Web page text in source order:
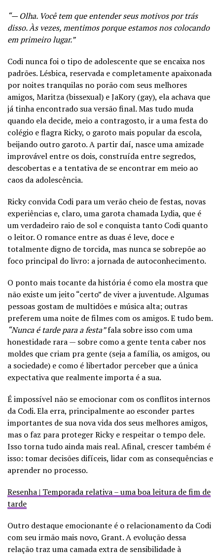
“— Olha. Você tem que entender seus motivos por trás
disso. Às vezes, mentimos porque estamos nos colocando
em primeiro lugar.”
Codi nunca foi o tipo de adolescente que se encaixa nos
padrões. Lésbica, reservada e completamente apaixonada
por noites tranquilas no porão com seus melhores
amigos, Maritza (bissexual) e JaKory (gay), ela achava que
já tinha encontrado sua versão final. Mas tudo muda
quando ela decide, meio a contragosto, ir a uma festa do
colégio e flagra Ricky, o garoto mais popular da escola,
beijando outro garoto. A partir daí, nasce uma amizade
improvável entre os dois, construída entre segredos,
descobertas e a tentativa de se encontrar em meio ao
caos da adolescência.
Ricky convida Codi para um verão cheio de festas, novas
experiências e, claro, uma garota chamada Lydia, que é
um verdadeiro raio de sol e conquista tanto Codi quanto
o leitor. O romance entre as duas é leve, doce e
totalmente digno de torcida, mas nunca se sobrepõe ao
foco principal do livro: a jornada de autoconhecimento.
O ponto mais tocante da história é como ela mostra que
não existe um jeito “certo” de viver a juventude. Algumas
pessoas gostam de multidões e música alta; outras
preferem uma noite de filmes com os amigos. E tudo bem.
“Nunca é tarde para a festa”fala sobre isso com uma
honestidade rara — sobre como a gente tenta caber nos
moldes que criam pra gente (seja a família, os amigos, ou
a sociedade) e como é libertador perceber que a única
expectativa que realmente importa é a sua.
É impossível não se emocionar com os conflitos internos
da Codi. Ela erra, principalmente ao esconder partes
importantes de sua nova vida dos seus melhores amigos,
mas o faz para proteger Ricky e respeitar o tempo dele.
Isso torna tudo ainda mais real. Afinal, crescer também é
isso: tomar decisões difíceis, lidar com as consequências e
aprender no processo.
Resenha | Temporada relativa – uma boa leitura de fim de
tarde
Outro destaque emocionante é o relacionamento da Codi
com seu irmão mais novo, Grant. A evolução dessa
relação traz uma camada extra de sensibilidade à